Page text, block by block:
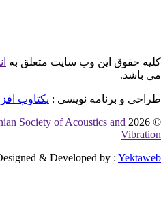
حقوق این وب سایت متعلق به
باشد.
و برنامه نویسی : یکتاوب
©
Society of Acoustics and
Designed & Developed by :